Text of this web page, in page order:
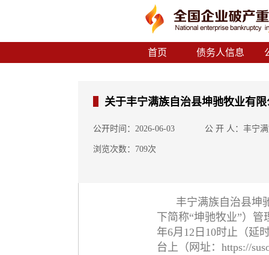
首页 债务人信息
关于丰宁满族自治县坤驰牧业有
公开时间：2026-06-03 公 开 人：丰宁
浏览次数：709次
丰宁满族自治县坤
下简称“坤驰牧业”）
年6月12日10时止（延
台上（网址：https://